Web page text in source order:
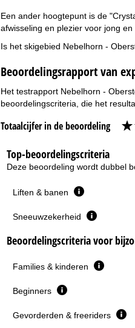
Een ander hoogtepunt is de
afwisseling en plezier voor jong en
Is het skigebied Nebelhorn -
Beoordelingsrapport van
Het testrapport Nebelhorn -
beoordelingscriteria, die het
Totaalcijfer in de beoordeling
Top-beoordelingscriteria
Deze beoordeling wordt dubbel
Liften & banen
Sneeuwzekerheid
Beoordelingscriteria voor
Families & kinderen
Beginners
Gevorderden & freeriders